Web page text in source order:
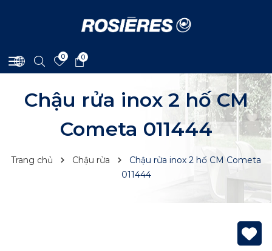
0 0
Chậu rửa inox 2 hố CM
Cometa 011444
Trang chủ Chậu rửa
Chậu rửa inox 2 hố CM Cometa
011444